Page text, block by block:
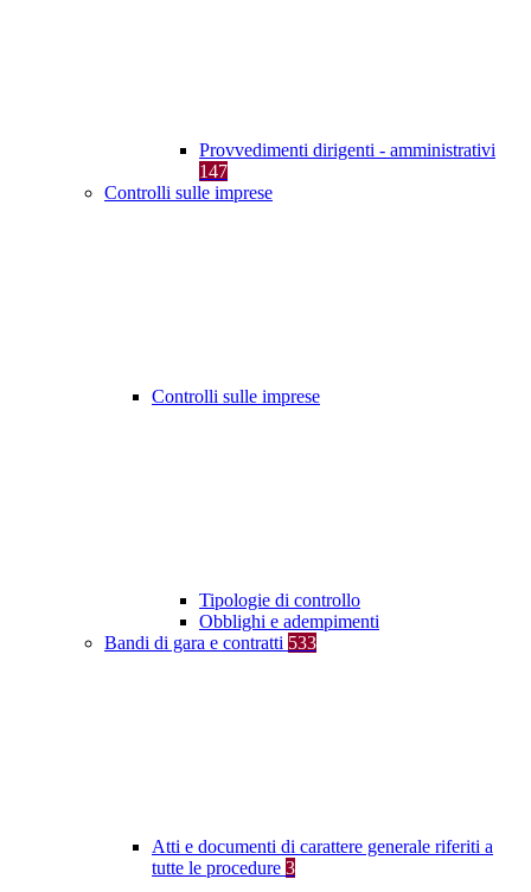
Provvedimenti dirigenti - amministrativi
147
Controlli sulle imprese
Controlli sulle imprese
Tipologie di controllo
Obblighi e adempimenti
Bandi di gara e contratti 533
Atti e documenti di carattere generale riferiti a
tutte le procedure 3